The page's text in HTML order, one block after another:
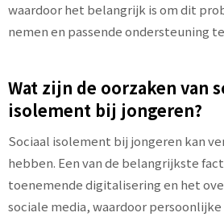
waardoor het belangrijk is om dit
nemen en passende ondersteuning
Wat zijn de oorzaken van
isolement bij jongeren?
Sociaal isolement bij jongeren kan
hebben. Een van de belangrijkste
toenemende digitalisering en het
sociale media, waardoor